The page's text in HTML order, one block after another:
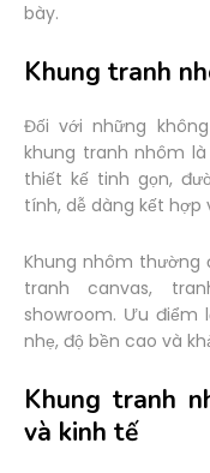
bày.
Khung tranh
Đối với những
khung tranh nhôm
thiết kế tinh gọn,
tính, dễ dàng kết hợp
Khung nhôm thường
tranh canvas,
showroom. Ưu điểm
nhẹ, độ bền cao và
Khung tranh
và kinh tế